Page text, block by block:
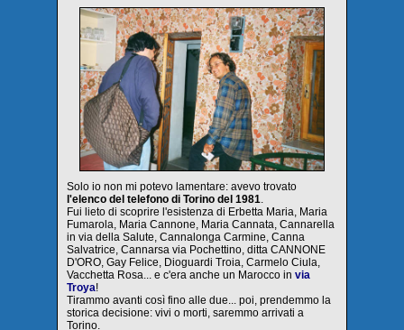
Solo io non mi potevo lamentare: avevo trovato
l'elenco del telefono di Torino del 1981.
Fui lieto di scoprire l'esistenza di Erbetta Maria, Maria
Fumarola, Maria Cannone, Maria Cannata, Cannarella
in via della Salute, Cannalonga Carmine, Canna
Salvatrice, Cannarsa via Pochettino, ditta CANNONE
D'ORO, Gay Felice, Dioguardi Troia, Carmelo Ciula,
Vacchetta Rosa... e c'era anche un Marocco in via
Troya!
Tirammo avanti così fino alle due... poi, prendemmo la
storica decisione: vivi o morti, saremmo arrivati a
Torino.